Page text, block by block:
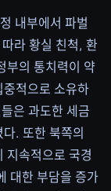
내부에서 파벌
라 황실 친척, 환
부의 통치력이 약
적으로 소유하
은 과도한 세금
. 또한 북쪽의
지속적으로 국경
대한 부담을 증가